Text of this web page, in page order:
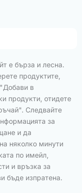
е бърза и лесна.
продуктите,
в
продукти, отидете
Следвайте
за
и да
няколко минути
по имейл,
и връзка за
бъде изпратена.